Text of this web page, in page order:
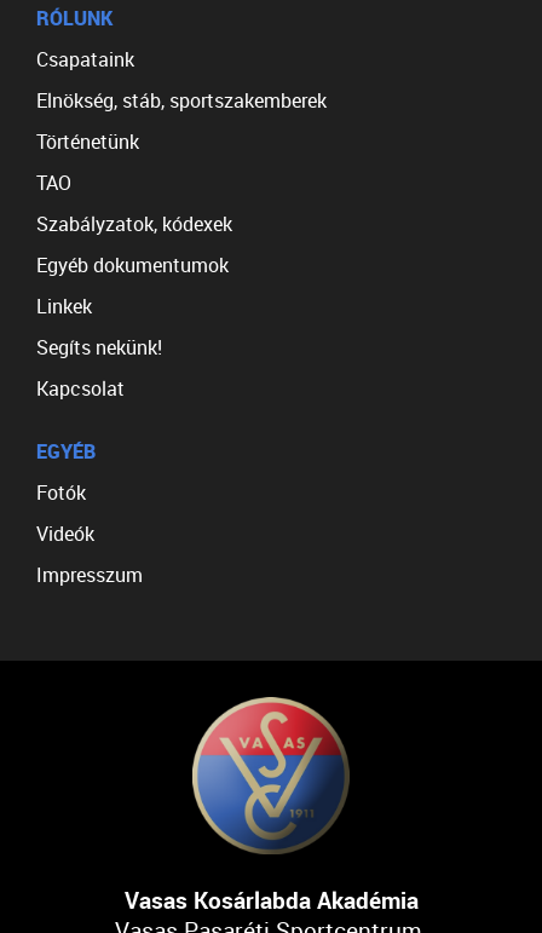
RÓLUNK
Csapataink
Elnökség, stáb, sportszakemberek
Történetünk
TAO
Szabályzatok, kódexek
Egyéb dokumentumok
Linkek
Segíts nekünk!
Kapcsolat
EGYÉB
Fotók
Videók
Impresszum
Vasas Kosárlabda Akadémia